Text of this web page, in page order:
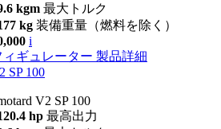
kgm 最大トルク
kg 装備重量（燃料を除く）
i
ィギュレーター 製品詳細
SP 100
V2 SP 100
hp 最高出力